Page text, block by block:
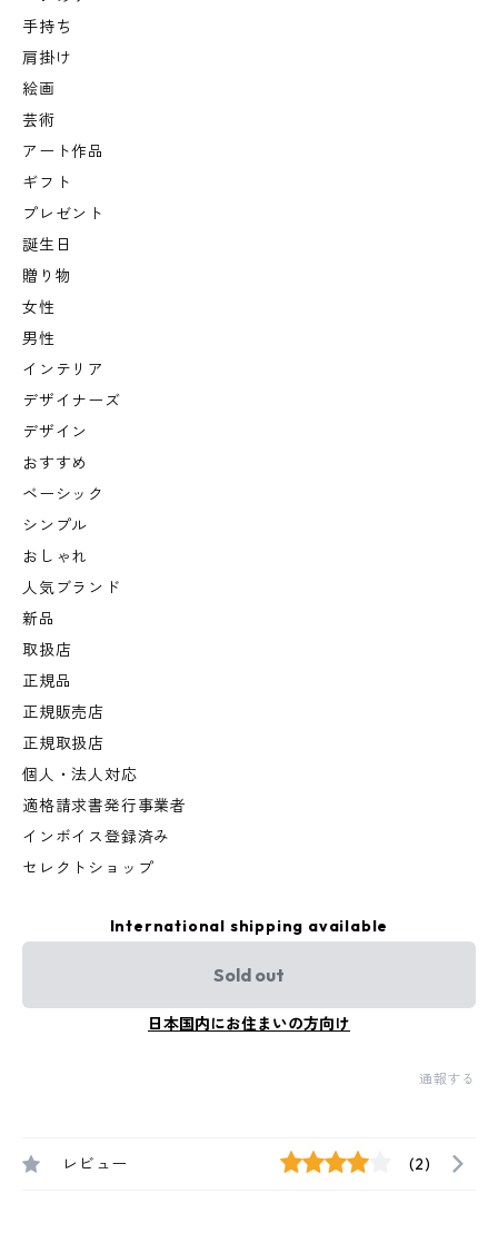
手持ち
肩掛け
絵画
芸術
アート作品
ギフト
プレゼント
誕生日
贈り物
女性
男性
インテリア
デザイナーズ
デザイン
おすすめ
ベーシック
シンプル
おしゃれ
人気ブランド
新品
取扱店
正規品
正規販売店
正規取扱店
個人・法人対応
適格請求書発行事業者
インボイス登録済み
セレクトショップ
International shipping available
Sold out
日本国内にお住まいの方向け
通報する
レビュー (2)